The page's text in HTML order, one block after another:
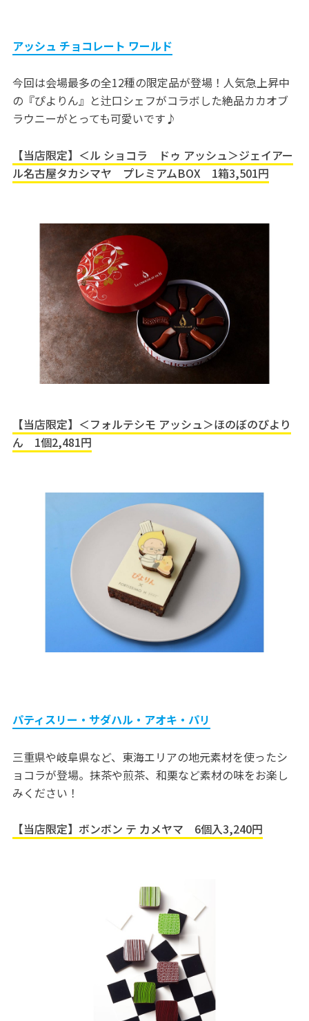
アッシュ チョコレート ワールド
今回は会場最多の全12種の限定品が登場！人気急上昇中
の『ぴよりん』と辻口シェフがコラボした絶品カカオブ
ラウニーがとっても可愛いです♪
【当店限定】＜ル ショコラ ドゥ アッシュ＞ジェイアー
ル名古屋タカシマヤ プレミアムBOX 1箱3,501円
【当店限定】＜フォルテシモ アッシュ＞ほのぼのぴより
ん 1個2,481円
パティスリー・サダハル・アオキ・パリ
三重県や岐阜県など、東海エリアの地元素材を使ったシ
ョコラが登場。抹茶や煎茶、和栗など素材の味をお楽し
みください！
【当店限定】ボンボン テ カメヤマ 6個入3,240円